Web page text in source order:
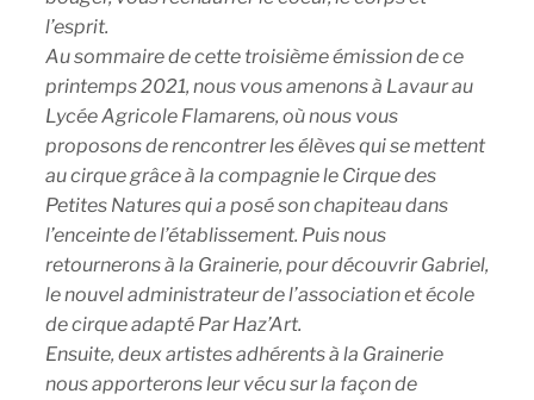
l’esprit.
Au sommaire de cette troisième émission de ce
printemps 2021, nous vous amenons à Lavaur au
Lycée Agricole Flamarens, où nous vous
proposons de rencontrer les élèves qui se mettent
au cirque grâce à la compagnie le Cirque des
Petites Natures qui a posé son chapiteau dans
l’enceinte de l’établissement. Puis nous
retournerons à la Grainerie, pour découvrir Gabriel,
le nouvel administrateur de l’association et école
de cirque adapté Par Haz’Art.
Ensuite, deux artistes adhérents à la Grainerie
nous apporterons leur vécu sur la façon de